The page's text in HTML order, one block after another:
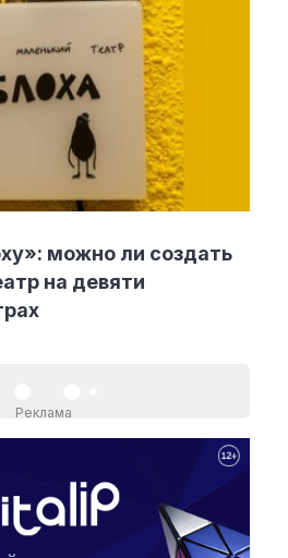
можно ли создать
на девяти
Реклама